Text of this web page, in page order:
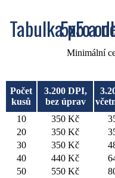
Tabulka pro odhad
Minimální
Počet
kusů
3.200 DPI,
bez úprav
10
350 Kč
20
350 Kč
30
350 Kč
40
440 Kč
50
550 Kč